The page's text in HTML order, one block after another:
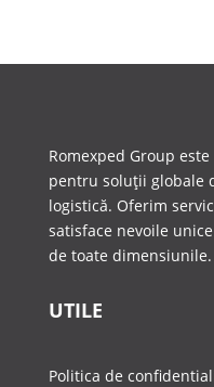
Romexped Group
pentru soluții globale
logistică. Oferim
satisface nevoile
de toate dimensiunile.
UTILE
Politica de